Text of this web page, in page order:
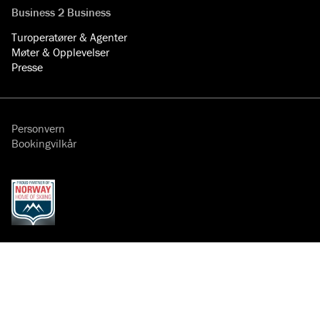
Business 2 Business
Turoperatører & Agenter
Møter & Opplevelser
Presse
Personvern
Bookingvilkår